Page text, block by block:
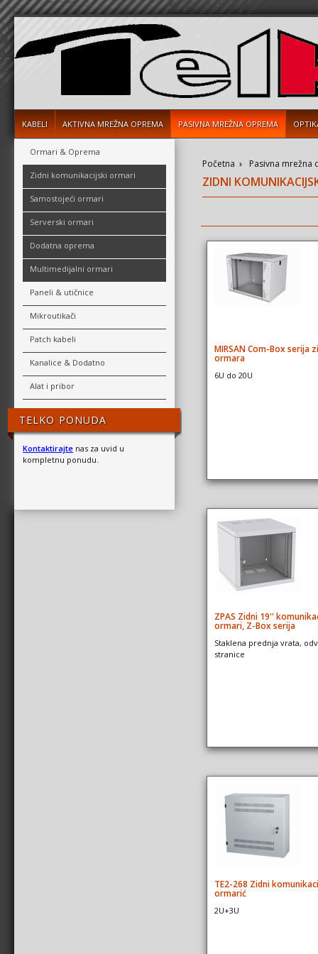
KABELI AKTIVNA MREŽNA OPREMA PASIVNA MREŽNA OPREMA
Ormari & Oprema
Zidni komunikacijski ormari
Samostojeći ormari
Serverski ormari
Dodatna oprema
Multimedijalni ormari
Paneli & utičnice
Mikroutikači
Patch kabeli
Kanalice & Dodatno
Alat i pribor
TELKO PONUDA
Kontaktirajte nas za uvid u
kompletnu ponudu.
Početna Pasivna mrežna
ZIDNI
MIRSAN Com-Box serija
ormara
6U do 20U
ZPAS Zidni 19''
ormari, Z-Box serija
Staklena prednja vrata,
stranice
TE2-268 Zidni
ormarić
2U+3U